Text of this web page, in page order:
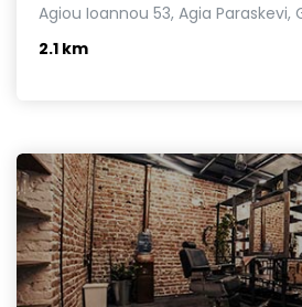
Agiou Ioannou 53, Agia Paraskevi,
2.1 km